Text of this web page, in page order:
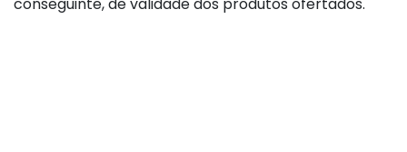
conseguinte, de validade dos produtos ofertados.